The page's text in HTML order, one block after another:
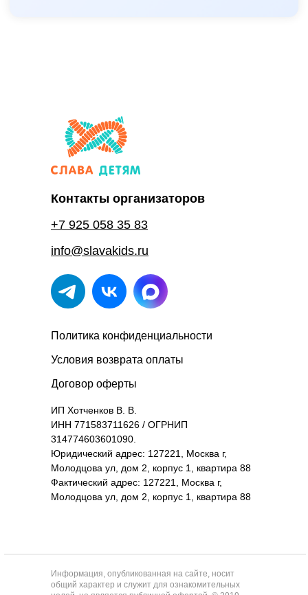
Информация, опубликованная на сайте, носит
общий характер и служит для ознакомительных
info@slavakids.ru
Контакты организаторов
+7 925 058 35 83
ИП Хотченков В. В.
ИНН 771583711626 / ОГРНИП
314774603601090.
Юридический адрес: 127221, Москва г,
Молодцова ул, дом 2, корпус 1, квартира 88
Фактический адрес: 127221, Москва г,
Молодцова ул, дом 2, корпус 1, квартира 88
Политика конфиденциальности
Условия возврата оплаты
Договор оферты